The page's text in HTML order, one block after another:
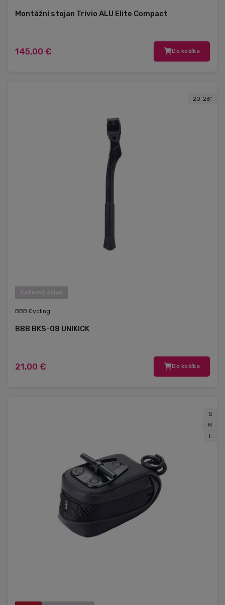
Montážní stojan Trivio ALU Elite Compact
145,00 € Do košíka
20-26"
Externý sklad
BBB Cycling
BBB BKS-08 UNIKICK
21,00 € Do košíka
S
M
L